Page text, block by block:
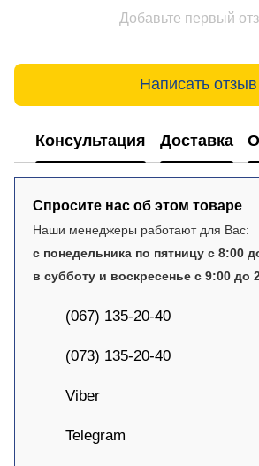
Добавьте первый
Написать отзыв
Консультация Доставка
Спросите нас об этом товаре
Наши менеджеры работают для Вас:
с понедельника по пятницу с 8:00
в субботу и воскресенье с 9:00 до
(067) 135-20-40
(073) 135-20-40
Viber
Telegram